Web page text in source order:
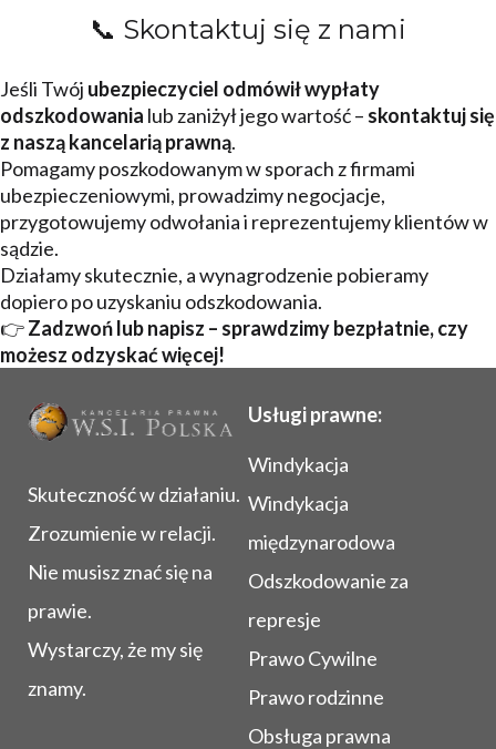
📞 Skontaktuj się z nami
Jeśli Twój ubezpieczyciel odmówił wypłaty
odszkodowania lub zaniżył jego wartość – skontaktuj się
z naszą kancelarią prawną.
Pomagamy poszkodowanym w sporach z firmami
ubezpieczeniowymi, prowadzimy negocjacje,
przygotowujemy odwołania i reprezentujemy klientów w
sądzie.
Działamy skutecznie, a wynagrodzenie pobieramy
dopiero po uzyskaniu odszkodowania.
👉Zadzwoń lub napisz – sprawdzimy bezpłatnie, czy
możesz odzyskać więcej!
Skuteczność w działaniu.
Zrozumienie w relacji.
Nie musisz znać się na
prawie.
Wystarczy, że my się
znamy.
Usługi prawne:
Windykacja
Windykacja
międzynarodowa
Odszkodowanie za
represje
Prawo Cywilne
Prawo rodzinne
Obsługa prawna